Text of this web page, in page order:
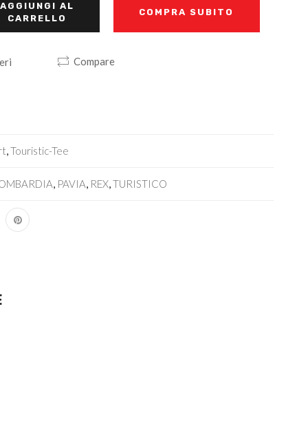
AGGIUNGI AL
CARRELLO
COMPRA SUBITO
Compare
,Touristic-Tee
, PAVIA, REX,TURISTICO